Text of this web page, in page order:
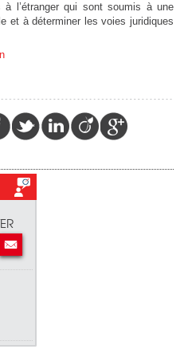
l’étranger qui sont soumis à une
et à déterminer les voies juridiques